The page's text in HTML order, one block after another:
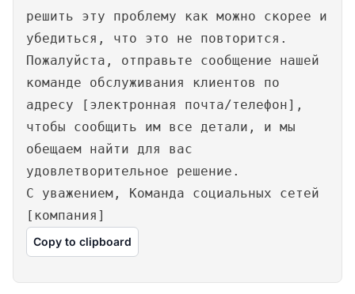
решить эту проблему как можно скорее и
убедиться, что это не повторится.
Пожалуйста, отправьте сообщение нашей
команде обслуживания клиентов по
адресу [электронная почта/телефон],
чтобы сообщить им все детали, и мы
обещаем найти для вас
удовлетворительное решение.
С уважением, Команда социальных сетей
[компания]
Copy to clipboard